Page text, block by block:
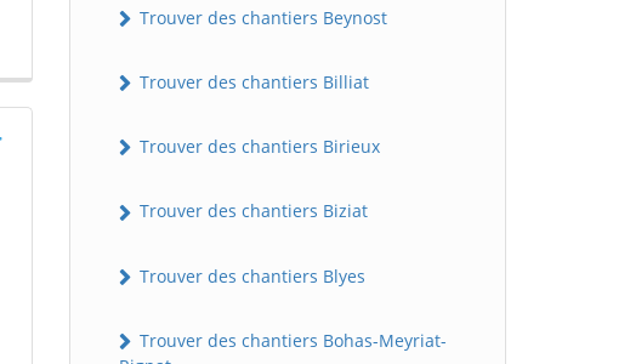
Trouver des chantiers Beynost
Trouver des chantiers Billiat
Trouver des chantiers Birieux
Trouver des chantiers Biziat
Trouver des chantiers Blyes
Trouver des chantiers Bohas-Meyriat-